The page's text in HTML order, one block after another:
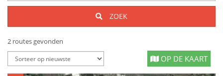
ZOEK
2 routes gevonden
OP DE KAART